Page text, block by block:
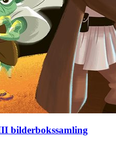
bilderbokssamling